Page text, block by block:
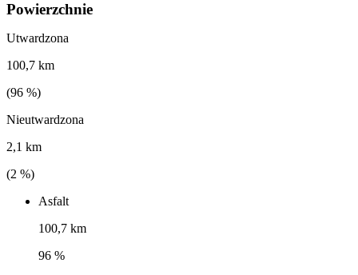
Powierzchnie
Utwardzona
100,7 km
(96 %)
Nieutwardzona
2,1 km
(2 %)
Asfalt
100,7 km
96 %